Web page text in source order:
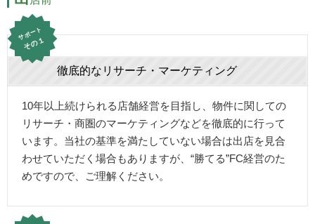
サポート
その１
徹底的なリサーチ・マーケティング
10年以上続けられる店舗経営を目指し、物件に関しての
リサーチ・商圏のマーケティングなどを徹底的に行って
います。当社の基準を満たしていない場合は出店を見合
わせていただく場合もありますが、“勝てる”FC経営のた
めですので、ご理解ください。